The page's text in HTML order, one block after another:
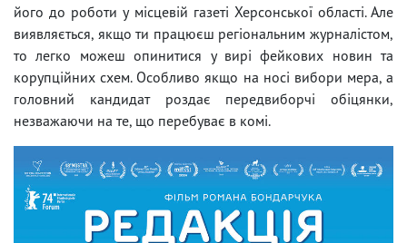
його до роботи у місцевій газеті Херсонської області. Але
виявляється, якщо ти працюєш регіональним журналістом,
то легко можеш опинитися у вирі фейкових новин та
корупційних схем. Особливо якщо на носі вибори мера, а
головний кандидат роздає передвиборчі обіцянки,
незважаючи на те, що перебуває в комі.